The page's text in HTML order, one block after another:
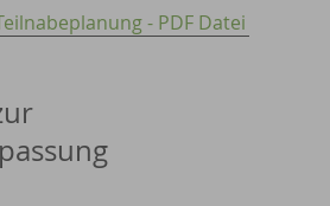
- PDF Datei